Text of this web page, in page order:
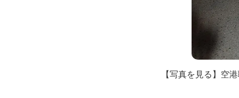
【写真を見る】空